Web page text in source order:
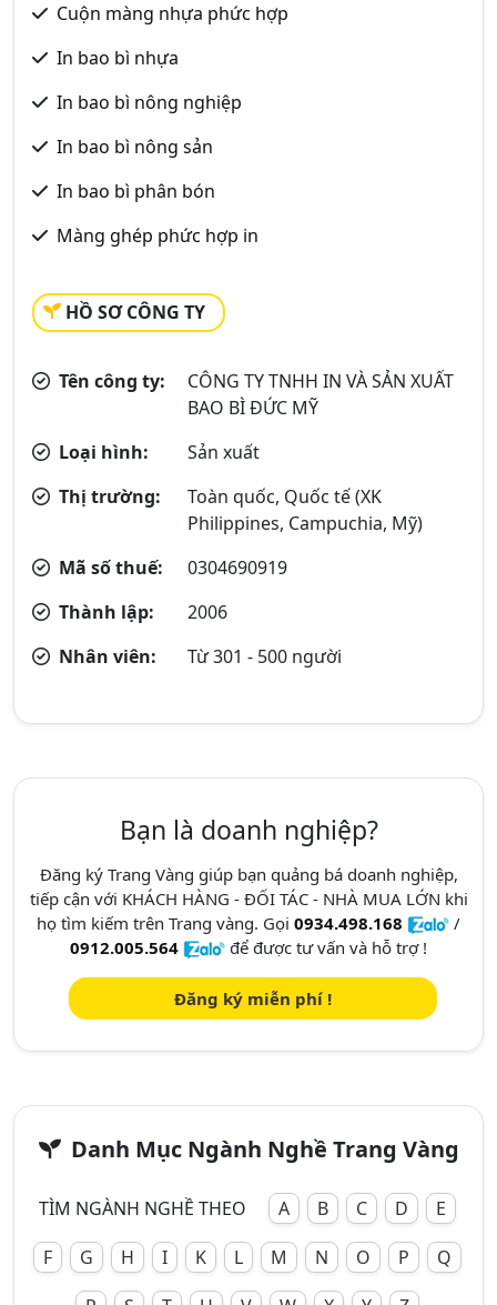
Cuộn màng nhựa phức hợp
In bao bì nhựa
In bao bì nông nghiệp
In bao bì nông sản
In bao bì phân bón
Màng ghép phức hợp in
HỒ SƠ CÔNG TY
Tên công ty:
CÔNG TY TNHH IN VÀ SẢN XUẤT
BAO BÌ ĐỨC MỸ
Loại hình:
Sản xuất
Thị trường:
Toàn quốc, Quốc tế (XK
Philippines, Campuchia, Mỹ)
Mã số thuế:
0304690919
Thành lập:
2006
Nhân viên:
Từ 301 - 500 người
Bạn là doanh nghiệp?
Đăng ký Trang Vàng giúp bạn quảng bá doanh nghiệp,
tiếp cận với KHÁCH HÀNG - ĐỐI TÁC - NHÀ MUA LỚN khi
họ tìm kiếm trên Trang vàng. Gọi 0934.498.168
/
0912.005.564
để được tư vấn và hỗ trợ !
Đăng ký miễn phí !
Danh Mục Ngành Nghề Trang Vàng
TÌM NGÀNH NGHỀ THEO A B C D
E
F
G H I K L M N O P
Q